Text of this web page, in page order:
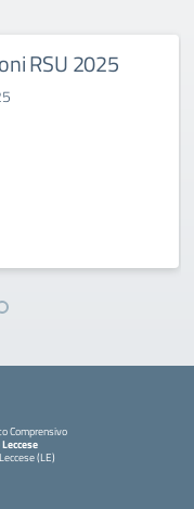
RSU 2025
Comprensivo
(LE)